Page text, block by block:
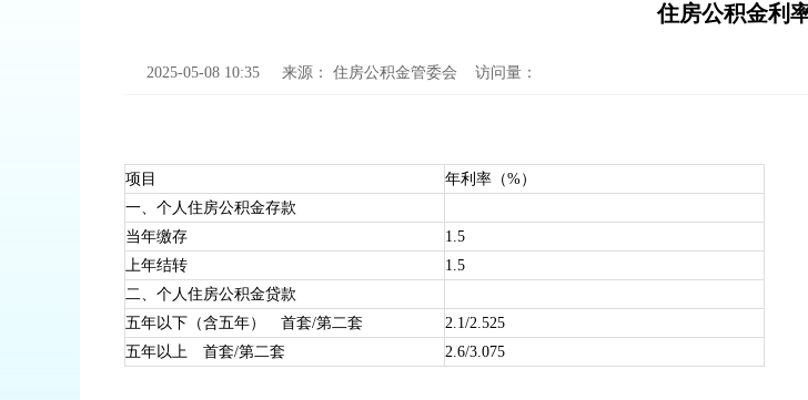
住房公积金利
2025-05-08 10:35 来源： 住房公积金管委会 访问量：
项目
年利率（%）
一、个人住房公积金存款
当年缴存
1.5
上年结转
1.5
二、个人住房公积金贷款
五年以下（含五年） 首套/第二套
2.1/2.525
五年以上 首套/第二套
2.6/3.075